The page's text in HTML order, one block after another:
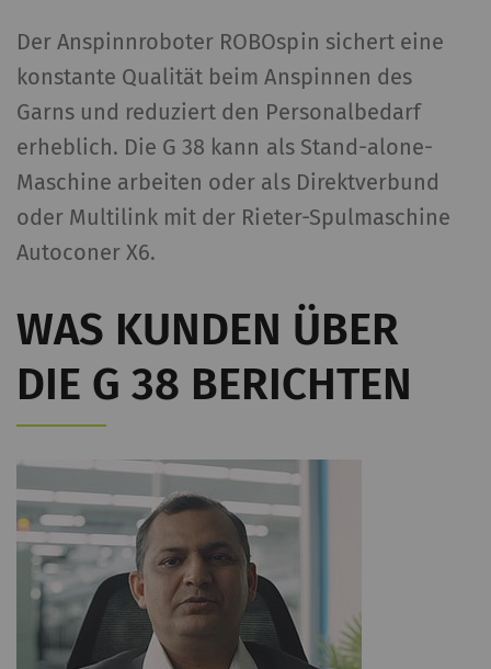
Der Anspinnroboter ROBOspin sichert eine
konstante Qualität beim Anspinnen des
Garns und reduziert den Personalbedarf
erheblich. Die G 38 kann als Stand-alone-
Maschine arbeiten oder als Direktverbund
oder Multilink mit der Rieter-Spulmaschine
Autoconer X6.
WAS KUNDEN ÜBER
DIE G 38 BERICHTEN